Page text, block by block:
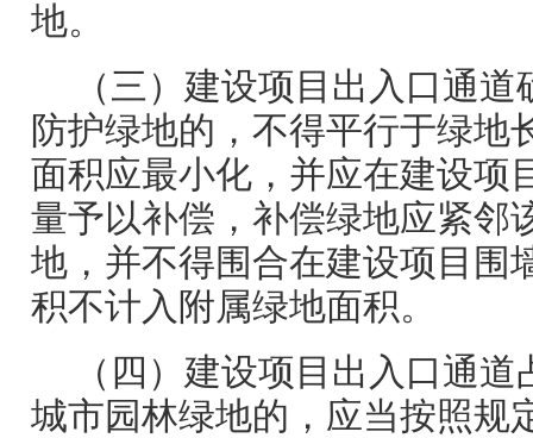
地。
（三）建设项目出入口通
防护绿地的，不得平行于绿地
面积应最小化，并应在建设项
量予以补偿，补偿绿地应紧邻
地，并不得围合在建设项目围
积不计入附属绿地面积。
（四）建设项目出入口通
城市园林绿地的，应当按照规